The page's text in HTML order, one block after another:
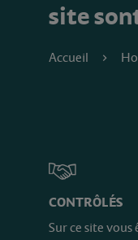
site
Accueil
CONTRÔLÉS
Sur ce site vous